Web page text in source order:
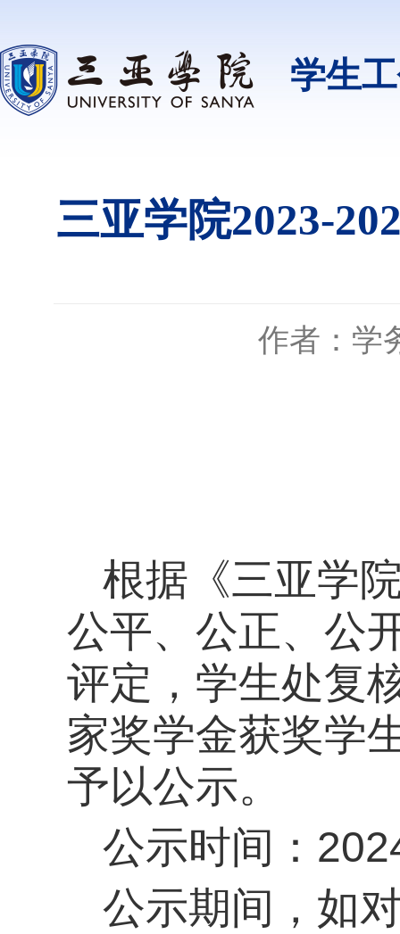
学生
三亚学院2023-
作者：学
根据《三亚学
公平、公正、公
评定，学生处复
家奖学金获奖学
予以公示。
公示时间：
公示期间，如